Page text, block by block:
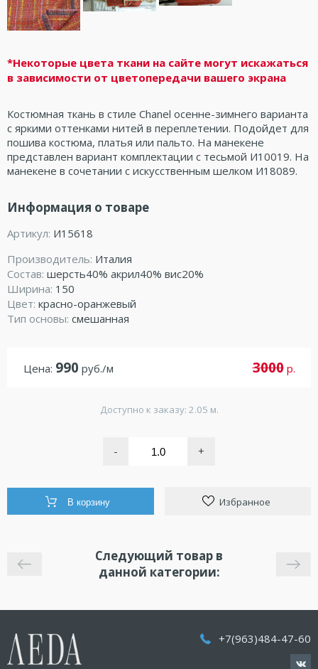
*Некоторые цвета ткани на сайте могут искажаться
в зависимости от цветопередачи вашего экрана
Костюмная ткань в стиле Chanel осенне-зимнего варианта
с яркими оттенками нитей в переплетении. Подойдет для
пошива костюма, платья или пальто. На манекене
представлен вариант комплектации с тесьмой И10019. На
манекене в сочетании с искусственным шелком И18089.
Информация о товаре
Артикул: И15618
Производитель: Италия
Состав: шерсть40% акрил40% вис20%
Ширина: 150
Цвет: красно-оранжевый
Тип основы: смешанная
Цена: 990 руб./м 3000р.
Доступно к заказу: 2.05 м.
- +
В корзину Избранное
Следующий товар в
данной категории:
+7(963)484-47-60